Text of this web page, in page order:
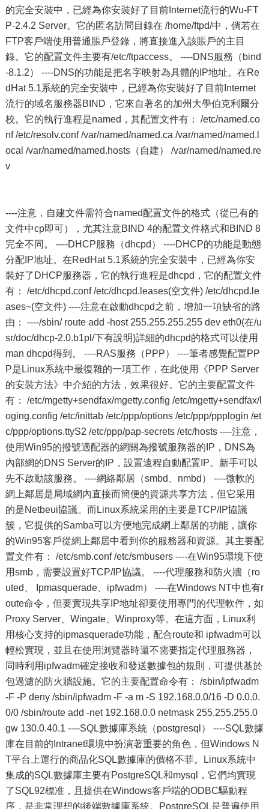
的完全安裝中，已經為你安裝好了目前Internet流行的Wu-FT
P-2.4.2 Server。它的匿名訪問目錄在 /home/ftpd/中，倘若在
FTP客戶端使用普通賬戶登錄，將直接進入該賬戶的主目
錄。它的配置文件主要有/etc/ftpaccess。 ----DNS服務（bind
-8.1.2） ----DNS的功能是把名字映射為具體的IP地址。在Re
dHat 5.1系統的完全安裝中，已經為你安裝好了目前Internet
流行的域名服務器BIND，它來自著名的加州大學伯克利爾分
校。它的執行進程是named，其配置文件有： /etc/named.co
nf /etc/resolv.conf /var/named/named.ca /var/named/named.l
ocal /var/named/named.hosts（自建） /var/named/named.re
v
----注意，自建文件需符合named配置文件的格式（從已有的
文件中cp即可），尤其注意BIND 4的配置文件格式和BIND 8
完全不同。 ----DHCP服務（dhcpd） ----DHCP的功能是動態
分配IP地址。在RedHat 5.1系統的完全安裝中，已經為你安
裝好了DHCP服務器，它的執行進程是dhcpd，它的配置文件
有： /etc/dhcpd.conf /etc/dhcpd.leases(空文件) /etc/dhcpd.le
ases~(空文件) ----注意在啟動dhcpd之前，增加一項缺省的路
由： ----/sbin/ route add -host 255.255.255.255 dev eth0(在/u
sr/doc/dhcp-2.0.b1pl/下有說明)詳細的dhcpd的格式可以使用
man dhcpd得到。 ----RAS服務（PPP） ----筆者感覺配置PP
P是Linux系統中最復雜的一項工作，在此使用《PPP Server
的安裝方法》中介紹的方法，效果很好。它的主要配置文件
有： /etc/mgetty+sendfax/mgetty.config /etc/mgetty+sendfax/l
oging.config /etc/inittab /etc/ppp/options /etc/ppp/ppplogin /et
c/ppp/options.ttyS2 /etc/ppp/pap-secrets /etc/hosts ----注意，
使用Win95的撥號適配器的網關為撥號服務器的IP，DNS為
內部網的DNS Server的IP，設置遠程自動配置IP。新手可以
先不啟動該服務。 ----網絡鄰居（smbd、nmbd） ----微軟的
網上鄰居是局域網內直接而簡便的資源共享方法，但它采用
的是Netbeui協議。而Linux系統采用的主要是TCP/IP協議
簇，它提供的Samba可以方便地完成網上鄰居的功能，讓你
的Win95客戶從網上鄰居中看到你的服務器和資源。其主要配
置文件有： /etc/smb.conf /etc/smbusers ----在Win95環境下使
用smb，需要設置好TCP/IP協議。 ----代理服務和防火牆（ro
uted、 Ipmasquerade、ipfwadm） ----在Windows NT中也有r
oute命令，但要實現共享IP地址卻要使用專門的代理軟件，如
Proxy Server、Wingate、Winproxy等。在這方面，Linux利
用核心支持的ipmasquerade功能，配合route和 ipfwadm可以
輕松實現，並且在使用浏覽器時還不需要指定代理服務器，
同時利用ipfwadm確定接收和發送數據包的規則，可提供基於
包過濾的防火牆設施。它的主要配置命令有： /sbin/ipfwadm
-F -P deny /sbin/ipfwadm -F -a m -S 192.168.0.0/16 -D 0.0.0.
0/0 /sbin/route add -net 192.168.0.0 netmask 255.255.255.0
gw 130.0.40.1 ----SQL數據庫系統（postgresql） ----SQL數據
庫在目前的Intranet環境中扮演著重要的角色，但Windows N
T平台上運行的商品化SQL數據庫的價格不菲。Linux系統中
集成的SQL數據庫主要有PostgreSQL和mysql，它們均實現
了SQL92標准，且提供在Windows客戶端的ODBC驅動程
序，是非常理想的後端數據庫系統。PostgreSQL是普遍使用